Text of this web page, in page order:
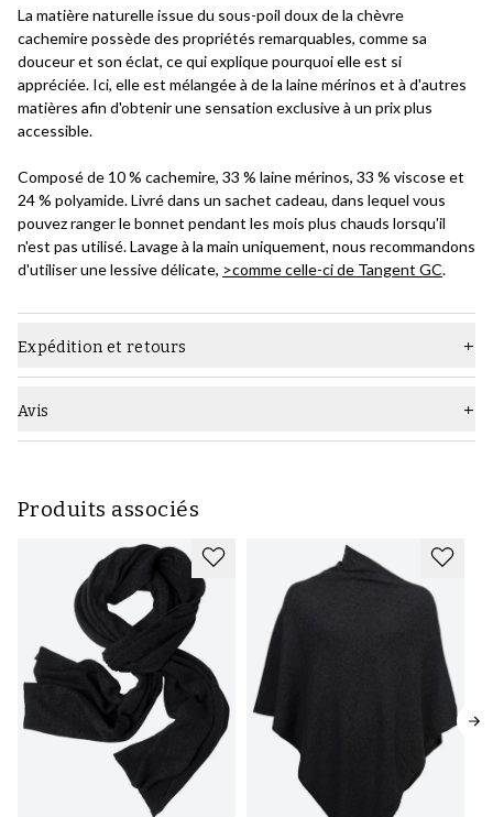
La matière naturelle issue du sous-poil doux de la chèvre
cachemire possède des propriétés remarquables, comme sa
douceur et son éclat, ce qui explique pourquoi elle est si
appréciée. Ici, elle est mélangée à de la laine mérinos et à d'autres
matières afin d'obtenir une sensation exclusive à un prix plus
accessible.
Composé de 10 % cachemire, 33 % laine mérinos, 33 % viscose et
24 % polyamide. Livré dans un sachet cadeau, dans lequel vous
pouvez ranger le bonnet pendant les mois plus chauds lorsqu'il
n'est pas utilisé. Lavage à la main uniquement, nous recommandons
d'utiliser une lessive délicate, >comme celle-ci de Tangent GC.
Expédition et retours
Avis
Produits associés